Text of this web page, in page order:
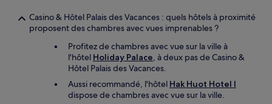
Casino & Hôtel Palais des Vacances : quels hôtels à proximité
proposent des chambres avec vues imprenables ?
Profitez de chambres avec vue sur la ville à
l'hôtel Holiday Palace, à deux pas de Casino &
Hôtel Palais des Vacances.
Aussi recommandé, l'hôtel Hak Huot Hotel I
dispose de chambres avec vue sur la ville.